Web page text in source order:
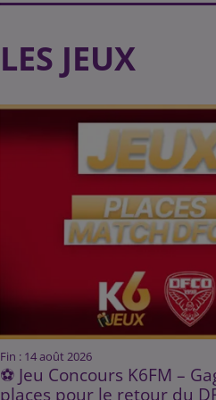
LES JEUX
Fin : 14 août 2026
⚽ Jeu Concours K6FM –
places pour le retour du